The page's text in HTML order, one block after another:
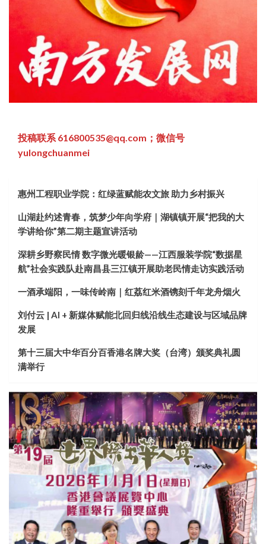
投稿联系 616800535@qq.com；微信号
yulongchuanmei
惠州工程职业学院：红绿蓝赋能农文旅 助力乡村振兴
山湖赴约述青春，筑梦少年向学府｜湖镇镇开展“把我的大
学讲给你”第二期主题宣讲活动
深耕乡野察民情 数字微光暖银龄——江西服装学院“数据星
航”社会实践队赴南昌县三江镇开展助老民情走访实践活动
一酒承端阳，一味传岭南｜红荔红米酒镌刻千年龙舟烟火
刘付云 | AI + 新媒体赋能北回归线沿线生态建设与区域品牌
发展
第十三届大中华百分百香港名牌大奖（台湾）颁奖典礼圆
满举行